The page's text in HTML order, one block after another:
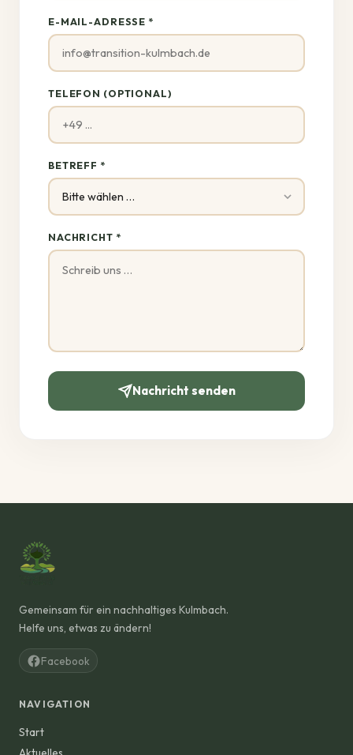
E-MAIL-ADRESSE *
TELEFON (OPTIONAL)
BETREFF *
NACHRICHT *
Nachricht senden
Gemeinsam für ein nachhaltiges Kulmbach.
Helfe uns, etwas zu ändern!
Facebook
NAVIGATION
Start